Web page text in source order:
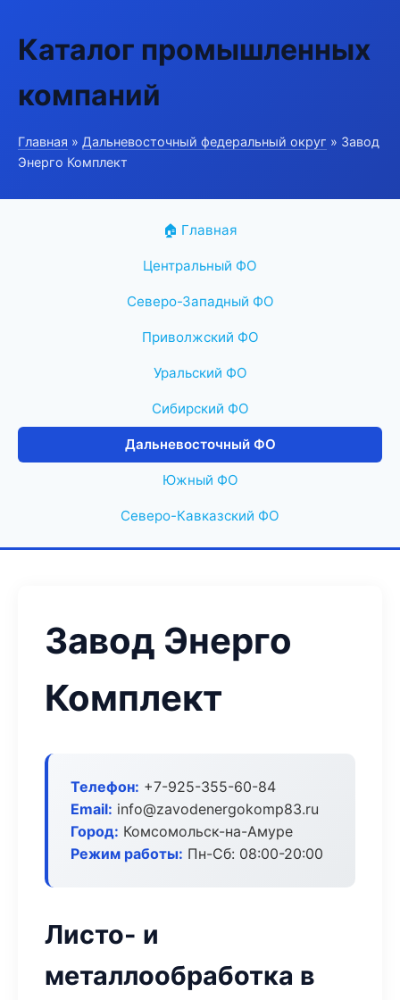
Каталог промышленных
компаний
Главная » Дальневосточный федеральный округ » Завод
Энерго Комплект
🏠 Главная
Центральный ФО
Северо-Западный ФО
Приволжский ФО
Уральский ФО
Сибирский ФО
Дальневосточный ФО
Южный ФО
Северо-Кавказский ФО
Завод Энерго
Комплект
Телефон: +7-925-355-60-84
Email: info@zavodenergokomp83.ru
Город: Комсомольск-на-Амуре
Режим работы: Пн-Сб: 08:00-20:00
Листо- и
металлообработка в